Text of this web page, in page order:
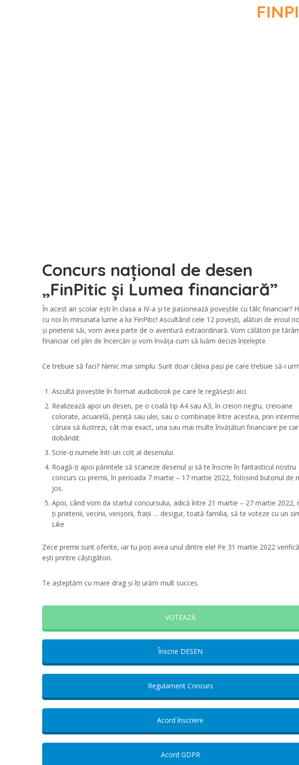
Concurs național de desen
„FinPitic și Lumea financiară”
În acest an școlar ești în clasa a IV-a și te pasionează poveștile cu tâlc financiar?
cu noi în minunata lume a lui FinPitic! Ascultând cele 12 povești, alături de eroul
și prietenii săi, vom avea parte de o aventură extraordinară. Vom călători pe
financiar cel plin de încercări și vom învăța cum să luăm decizii înțelepte.
Ce trebuie să faci? Nimic mai simplu. Sunt doar câțiva pași pe care trebuie să-i
Ascultă poveștile în format audiobook pe care le regăsești aici.
Realizează apoi un desen, pe o coală tip A4 sau A3, în creion negru, creioane
colorate, acuarelă, peniță sau ulei, sau o combinație între acestea, prin
căruia să ilustrezi, cât mai exact, una sau mai multe învățături financiare pe
dobândit.
Scrie-ți numele într-un colț al desenului.
Roagă-ți apoi părintele să scaneze desenul și să te înscrie în fantasticul nostru
concurs cu premii, în perioada 7 martie – 17 martie 2022, folosind butonul de
jos.
Apoi, când vom da startul concursului, adică între 21 martie – 27 martie 2022,
ți prietenii, vecinii, verișorii, frații … desigur, toată familia, să te voteze cu un
Like
Zece premii sunt oferite, iar tu poți avea unul dintre ele! Pe 31 martie 2022
ești printre câștigători.
Te așteptăm cu mare drag și îți urăm mult succes.
VOTEAZĂ
Înscrie DESEN
Regulament Concurs
Acord înscriere
Acord GDPR